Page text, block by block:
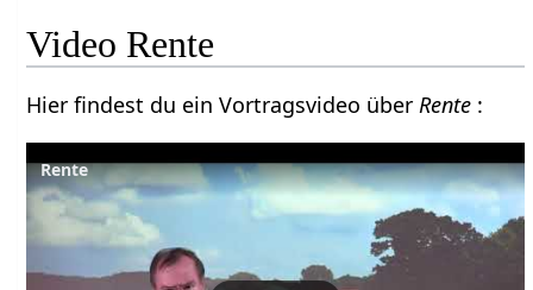
Video Rente
Hier findest du ein Vortragsvideo überRente :
Rente